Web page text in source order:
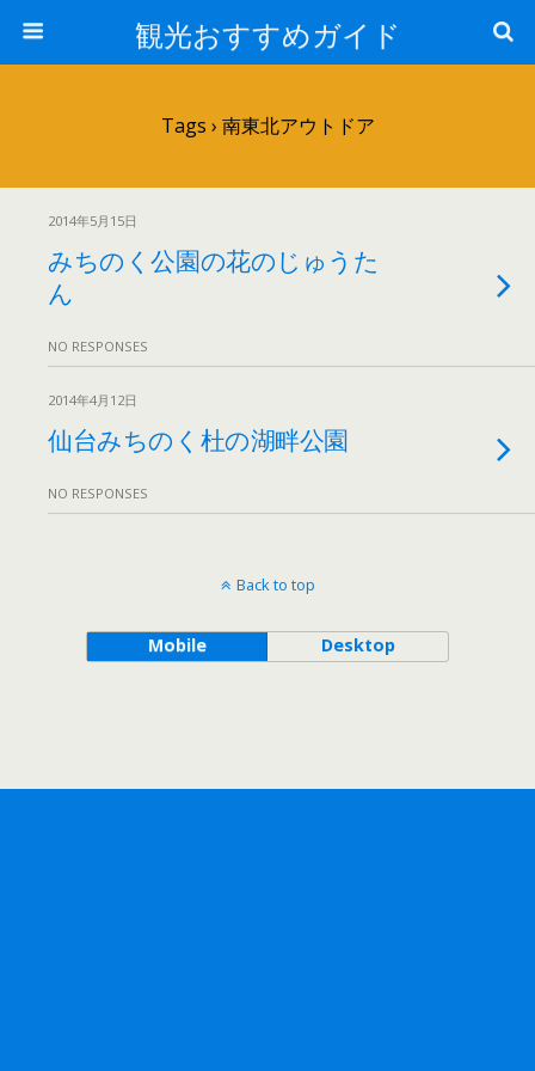
観光おすすめガイド
Tags › 南東北アウトドア
2014年5月15日
みちのく公園の花のじゅうた
ん
NO RESPONSES
2014年4月12日
仙台みちのく杜の湖畔公園
NO RESPONSES
Back to top
Mobile Desktop